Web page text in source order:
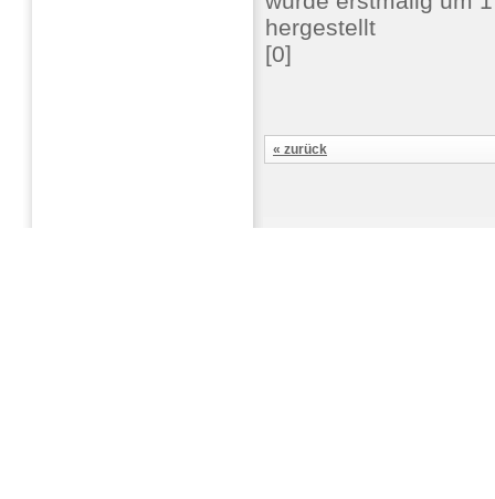
hergestellt
[0]
« zurück